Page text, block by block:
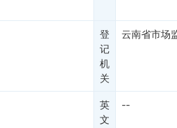
登
记
机
关
云南省市场
英
文
--